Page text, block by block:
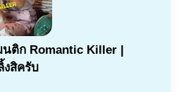
ติก Romantic Killer |
สิครับ